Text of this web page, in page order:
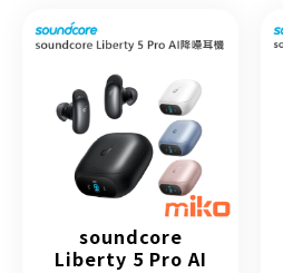
soundcore
Liberty 5 Pro AI